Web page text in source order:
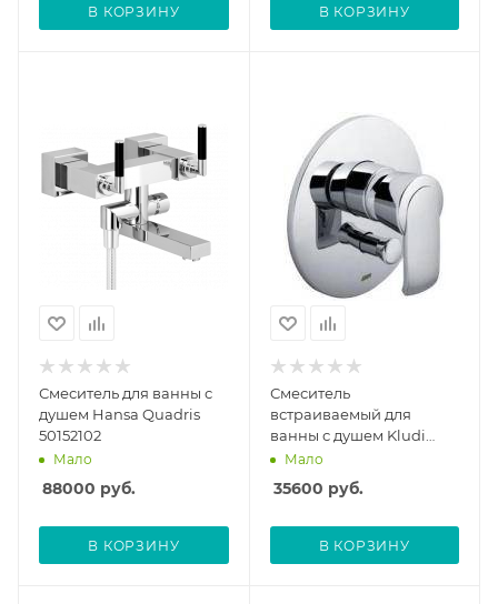
В КОРЗИНУ В КОРЗИНУ
Смеситель для ванны с
душем Hansa Quadris
50152102
Мало
88000 руб.
В КОРЗИНУ
Смеситель
встраиваемый для
ванны с душем Kludi
Joop 555150575 без
скрытой части
Мало
35600 руб.
В КОРЗИНУ